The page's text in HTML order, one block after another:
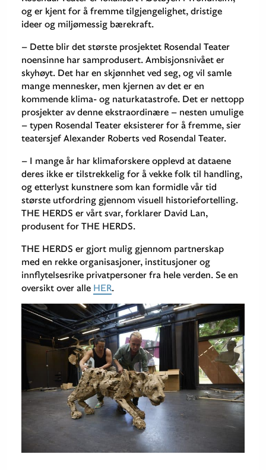
og er kjent for å fremme tilgjengelighet, dristige
ideer og miljømessig bærekraft.
– Dette blir det største prosjektet Rosendal Teater
noensinne har samprodusert. Ambisjonsnivået er
skyhøyt. Det har en skjønnhet ved seg, og vil samle
mange mennesker, men kjernen av det er en
kommende klima- og naturkatastrofe. Det er nettopp
prosjekter av denne ekstraordinære – nesten umulige
– typen Rosendal Teater eksisterer for å fremme, sier
teatersjef Alexander Roberts ved Rosendal Teater.
– I mange år har klimaforskere opplevd at dataene
deres ikke er tilstrekkelig for å vekke folk til handling,
og etterlyst kunstnere som kan formidle vår tid
største utfordring gjennom visuell historiefortelling.
THE HERDS er vårt svar, forklarer David Lan,
produsent for THE HERDS.
THE HERDS er gjort mulig gjennom partnerskap
med en rekke organisasjoner, institusjoner og
innflytelsesrike privatpersoner fra hele verden. Se en
oversikt over alle HER.